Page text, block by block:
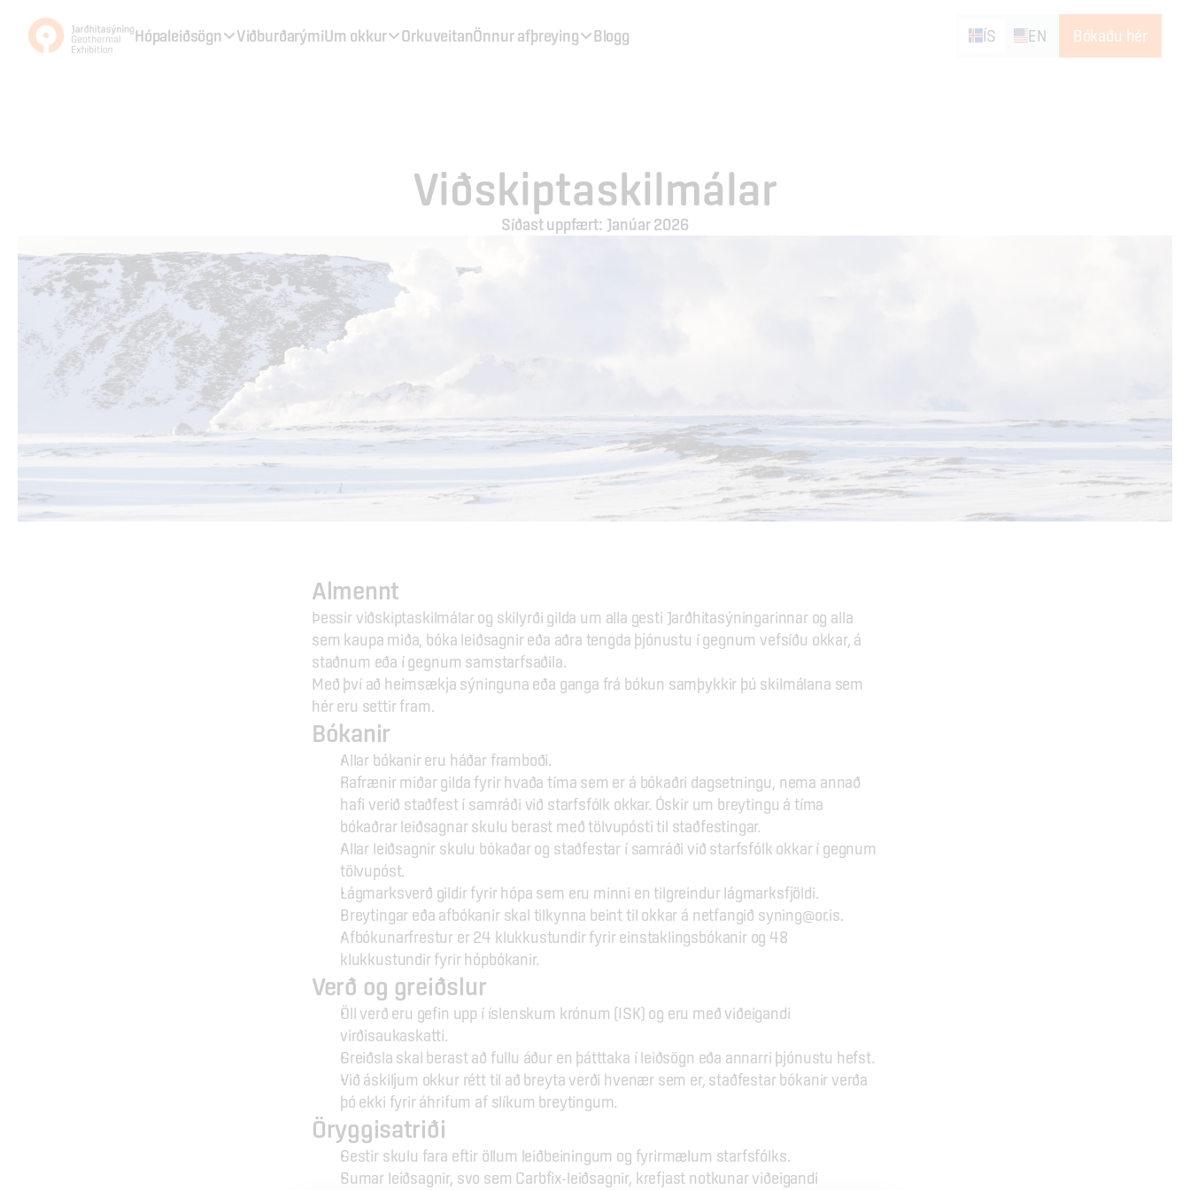
Hópaleiðsögn ViðburðarýmiUm okkur OrkuveitanÖnnur afþreying Blogg ÍS EN Bókaðu hér
Viðskiptaskilmálar
Síðast uppfært: Janúar 2026
Almennt
Þessir viðskiptaskilmálar og skilyrði gilda um alla gesti Jarðhitasýningarinnar og alla
sem kaupa miða, bóka leiðsagnir eða aðra tengda þjónustu í gegnum vefsíðu okkar, á
staðnum eða í gegnum samstarfsaðila.
Með því að heimsækja sýninguna eða ganga frá bókun samþykkir þú skilmálana sem
hér eru settir fram.
Bókanir
Allar bókanir eru háðar framboði.
Rafrænir miðar gilda fyrir hvaða tíma sem er á bókaðri dagsetningu, nema annað
hafi verið staðfest í samráði við starfsfólk okkar. Óskir um breytingu á tíma
bókaðrar leiðsagnar skulu berast með tölvupósti til staðfestingar.
Allar leiðsagnir skulu bókaðar og staðfestar í samráði við starfsfólk okkar í gegnum
tölvupóst.
Lágmarksverð gildir fyrir hópa sem eru minni en tilgreindur lágmarksfjöldi.
Breytingar eða afbókanir skal tilkynna beint til okkar á netfangið syning@or.is.
Afbókunarfrestur er 24 klukkustundir fyrir einstaklingsbókanir og 48
klukkustundir fyrir hópbókanir.
Verð og greiðslur
Öll verð eru gefin upp í íslenskum krónum (ISK) og eru með viðeigandi
virðisaukaskatti.
Greiðsla skal berast að fullu áður en þátttaka í leiðsögn eða annarri þjónustu hefst.
Við áskiljum okkur rétt til að breyta verði hvenær sem er, staðfestar bókanir verða
þó ekki fyrir áhrifum af slíkum breytingum.
Öryggisatriði
Gestir skulu fara eftir öllum leiðbeiningum og fyrirmælum starfsfólks.
Sumar leiðsagnir, svo sem Carbfix-leiðsagnir, krefjast notkunar viðeigandi